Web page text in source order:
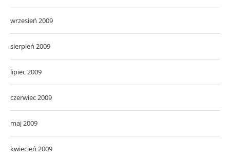
wrzesień 2009
sierpień 2009
lipiec 2009
czerwiec 2009
maj 2009
kwiecień 2009